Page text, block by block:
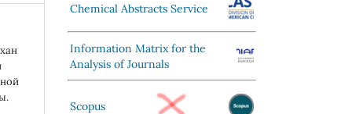
Chemical Abstracts Service
Information Matrix for the
Analysis of Journals
Scopus